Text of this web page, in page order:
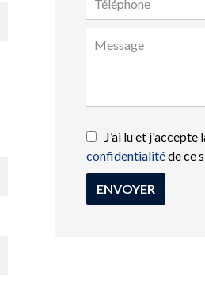
J’ai lu et j'accepte
confidentialitéde ce
ENVOYER